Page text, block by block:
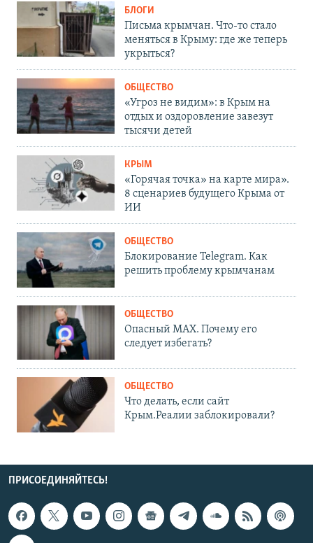
БЛОГИ
Письма крымчан. Что-то стало
меняться в Крыму: где же теперь
укрыться?
ОБЩЕСТВО
«Угроз не видим»: в Крым на
отдых и оздоровление завезут
тысячи детей
КРЫМ
«Горячая точка» на карте мира».
8 сценариев будущего Крыма от
ИИ
ОБЩЕСТВО
Блокирование Telegram. Как
решить проблему крымчанам
ОБЩЕСТВО
Опасный MAX. Почему его
следует избегать?
ОБЩЕСТВО
Что делать, если сайт
Крым.Реалии заблокировали?
ПРИСОЕДИНЯЙТЕСЬ!